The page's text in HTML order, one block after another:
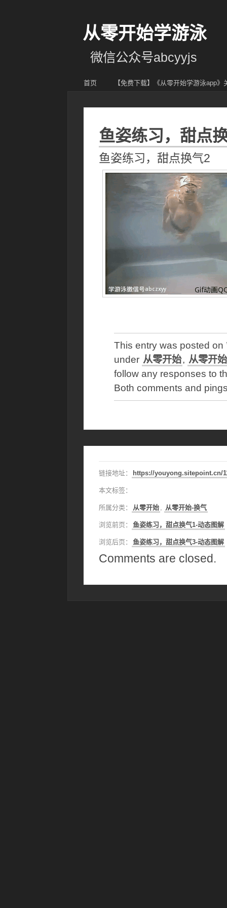
从零开始学游泳
微信公众号abcyyjs
首页 【免费下载】《从零开始学游泳app
鱼姿练习，甜点
鱼姿练习，甜点换气2
This entry was posted on
under 从零开始, 从零开
follow any responses to
Both comments and
链接地址： https://youyong.sitepoint.cn/
本文标签：
所属分类： 从零开始 , 从零开始-换气
浏览前页： 鱼姿练习，甜点换气1-动态图解
浏览后页： 鱼姿练习，甜点换气3-动态图解
Comments are closed.